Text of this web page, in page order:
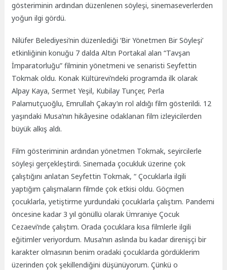
gösteriminin ardından düzenlenen söyleşi, sinemaseverlerden
yoğun ilgi gördü.
Nilüfer Belediyesi’nin düzenlediği ‘Bir Yönetmen Bir Söyleşi’
etkinliğinin konuğu 7 dalda Altın Portakal alan “Tavşan
İmparatorluğu” filminin yönetmeni ve senaristi Seyfettin
Tokmak oldu. Konak Kültürevi’ndeki programda ilk olarak
Alpay Kaya, Sermet Yeşil, Kubilay Tunçer, Perla
Palamutçuoğlu, Emrullah Çakay’ın rol aldığı film gösterildi. 12
yaşındaki Musa’nın hikâyesine odaklanan film izleyicilerden
büyük alkış aldı.
Film gösteriminin ardından yönetmen Tokmak, seyircilerle
söyleşi gerçekleştirdi. Sinemada çocukluk üzerine çok
çalıştığını anlatanSeyfettin Tokmak, “ Çocuklarla ilgili
yaptığım çalışmaların filmde çok etkisi oldu. Göçmen
çocuklarla, yetiştirme yurdundaki çocuklarla çalıştım. Pandemi
öncesine kadar 3 yıl gönüllü olarak Ümraniye Çocuk
Cezaevi’nde çalıştım. Orada çocuklara kısa filmlerle ilgili
eğitimler veriyordum. Musa’nın aslında bu kadar direnişçi bir
karakter olmasının benim oradaki çocuklarda gördüklerim
üzerinden çok şekillendiğini düşünüyorum. Çünkü o